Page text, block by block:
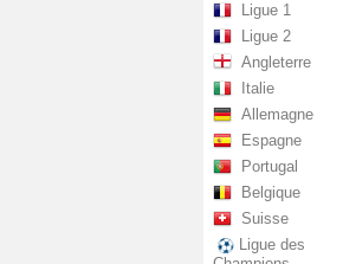
Ligue 1
Ligue 2
Angleterre
Italie
Allemagne
Espagne
Portugal
Belgique
Suisse
Ligue des